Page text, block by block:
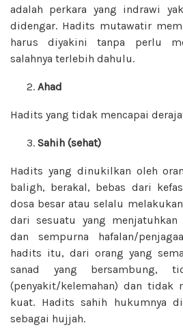
adalah perkara yang indrawi
didengar. Hadits mutawatir
harus diyakini tanpa perlu
salahnya terlebih dahulu.
Ahad
Hadits yang tidak mencapai
Sahih (sehat)
Hadits yang dinukilkan oleh
baligh, berakal, bebas dari
dosa besar atau selalu
dari sesuatu yang menjatuhkan
dan sempurna hafalan/
hadits itu, dari orang yang
sanad yang bersambung,
(penyakit/kelemahan) dan tidak
kuat. Hadits sahih hukumnya
sebagai hujjah.